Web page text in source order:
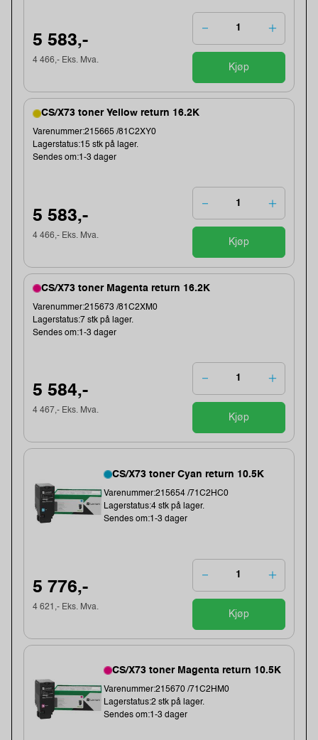
5 583,-
4 466,- Eks. Mva.
Kjøp
CS/X73 toner Yellow return 16.2K
Varenummer:215665 /81C2XY0
Lagerstatus:15 stk på lager.
Sendes om:1-3 dager
5 583,-
4 466,- Eks. Mva.
Kjøp
CS/X73 toner Magenta return 16.2K
Varenummer:215673 /81C2XM0
Lagerstatus:7 stk på lager.
Sendes om:1-3 dager
5 584,-
4 467,- Eks. Mva.
Kjøp
CS/X73 toner Cyan return 10.5K
Varenummer:215654 /71C2HC0
Lagerstatus:4 stk på lager.
Sendes om:1-3 dager
5 776,-
4 621,- Eks. Mva.
Kjøp
CS/X73 toner Magenta return 10.5K
Varenummer:215670 /71C2HM0
Lagerstatus:2 stk på lager.
Sendes om:1-3 dager